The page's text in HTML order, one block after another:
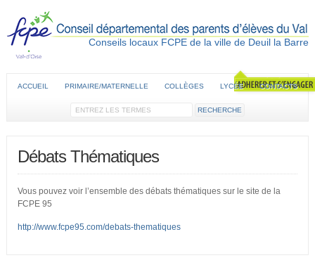
Conseils locaux FCPE de la ville de Deuil la Barre
ACCUEIL PRIMAIRE/MATERNELLE COLLÈGES LYCÉE CONTACTS
Débats Thématiques
Vous pouvez voir l’ensemble des débats thématiques sur le site de la
FCPE 95
http://www.fcpe95.com/debats-thematiques